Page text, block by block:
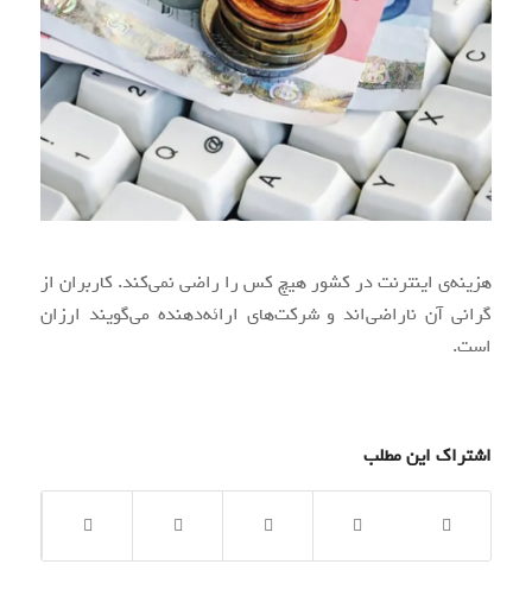
هزینه‌ی اینترنت در کشور هیچ کس را راضی نمی‌کند. کاربران از
گرانی آن ناراضی‌اند و شرکت‌های ارائه‌دهنده می‌گویند ارزان
است.
اشتراک این مطلب